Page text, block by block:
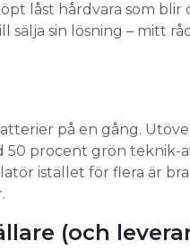
låst hårdvara som blir
sälja sin lösning – mitt
på en gång.
procent grön teknik-
istället för flera är
(och